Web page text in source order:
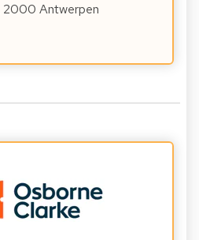
2000 Antwerpen